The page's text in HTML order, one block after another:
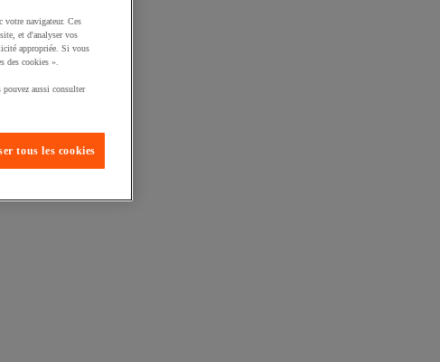
votre navigateur. Ces
et d'analyser vos
appropriée. Si vous
des cookies ».
aussi consulter
tous les cookies